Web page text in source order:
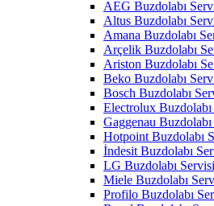
AEG Buzdolabı
Altus Buzdolabı
Amana Buzdolabı
Arçelik Buzdolabı
Ariston Buzdolabı
Beko Buzdolabı
Bosch Buzdolabı
Electrolux Buzdolabı
Gaggenau
Hotpoint Buzdolabı
İndesit Buzdolabı
LG Buzdolabı Servisi
Miele Buzdolabı
Profilo Buzdolabı